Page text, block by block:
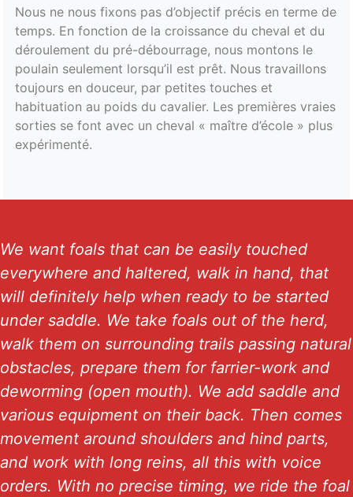
Nous ne nous fixons pas d’objectif précis en terme de
temps. En fonction de la croissance du cheval et du
déroulement du pré-débourrage, nous montons le
poulain seulement lorsqu’il est prêt. Nous travaillons
toujours en douceur, par petites touches et
habituation au poids du cavalier. Les premières vraies
sorties se font avec un cheval « maître d’école » plus
expérimenté.
We want foals that can be easily touched
everywhere and haltered, walk in hand, that
will definitely help when ready to be started
under saddle. We take foals out of the herd,
walk them on surrounding trails passing natural
obstacles, prepare them for farrier-work and
deworming (open mouth). We add saddle and
various equipment on their back. Then comes
movement around shoulders and hind parts,
and work with long reins, all this with voice
orders. With no precise timing, we ride the foal